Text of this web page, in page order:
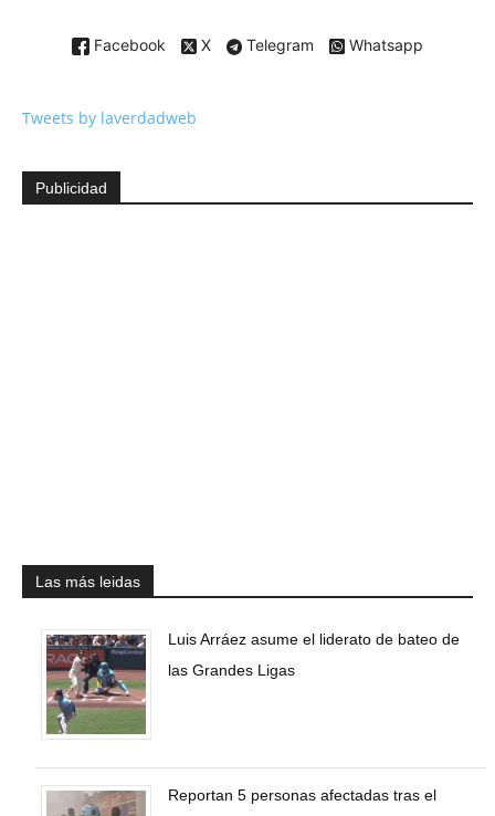
Facebook X Telegram Whatsapp
Tweets by laverdadweb
Publicidad
Las más leidas
Luis Arráez asume el liderato de bateo de
las Grandes Ligas
Reportan 5 personas afectadas tras el